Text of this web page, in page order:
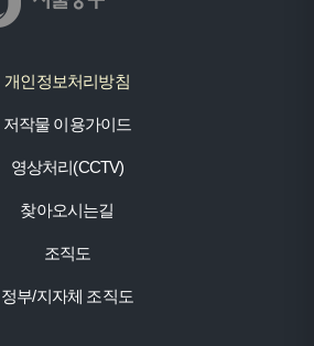
개인정보처리방침
저작물 이용가이드
영상처리(CCTV)
찾아오시는길
조직도
정부/지자체 조직도